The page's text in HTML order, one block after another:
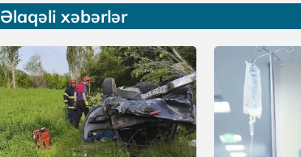
Əlaqəli xəbərlər